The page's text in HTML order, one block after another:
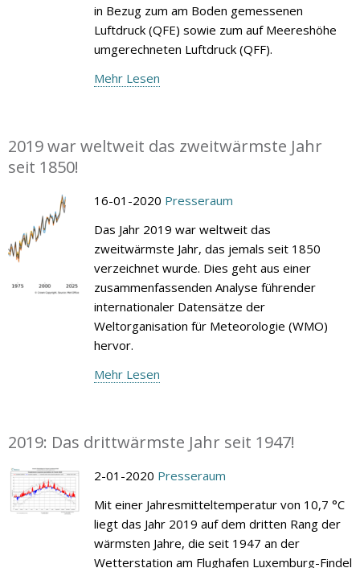
in Bezug zum am Boden gemessenen
Luftdruck (QFE) sowie zum auf Meereshöhe
umgerechneten Luftdruck (QFF).
Mehr Lesen
2019 war weltweit das zweitwärmste Jahr
seit 1850!
16-01-2020 Presseraum
Das Jahr 2019 war weltweit das
zweitwärmste Jahr, das jemals seit 1850
verzeichnet wurde. Dies geht aus einer
zusammenfassenden Analyse führender
internationaler Datensätze der
Weltorganisation für Meteorologie (WMO)
hervor.
Mehr Lesen
2019: Das drittwärmste Jahr seit 1947!
2-01-2020 Presseraum
Mit einer Jahresmitteltemperatur von 10,7 °C
liegt das Jahr 2019 auf dem dritten Rang der
wärmsten Jahre, die seit 1947 an der
Wetterstation am Flughafen Luxemburg-Findel